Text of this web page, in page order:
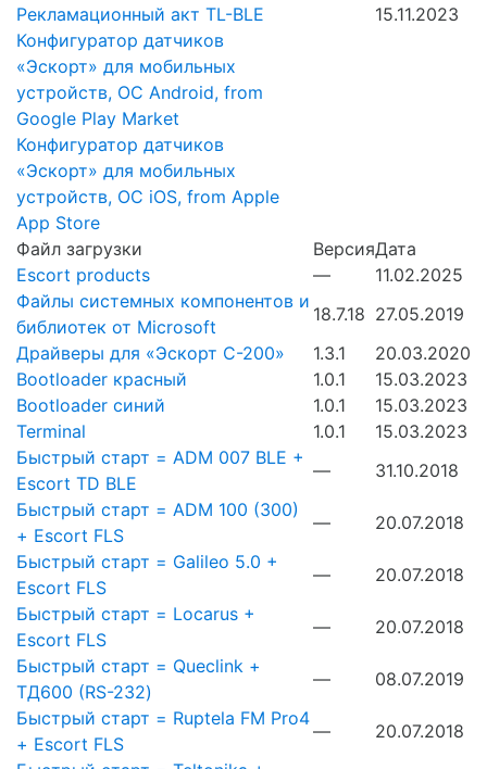
Рекламационный акт TL-BLE
15.11.2023
Конфигуратор датчиков
«Эскорт» для мобильных
устройств, ОС Android, from
Google Play Market
Конфигуратор датчиков
«Эскорт» для мобильных
устройств, ОС iOS, from Apple
App Store
Файл загрузки
ВерсияДата
Escort products
—
11.02.2025
Файлы системных компонентов и
библиотек от Microsoft
18.7.18 27.05.2019
Драйверы для «Эскорт С-200»
1.3.1
20.03.2020
Bootloader красный
1.0.1
15.03.2023
Bootloader синий
1.0.1
15.03.2023
Terminal
1.0.1
15.03.2023
Быстрый старт = ADM 007 BLE +
Escort TD BLE
—
31.10.2018
Быстрый старт = ADM 100 (300)
+ Escort FLS
—
20.07.2018
Быстрый старт = Galileo 5.0 +
Escort FLS
—
20.07.2018
Быстрый старт = Locarus +
Escort FLS
—
20.07.2018
Быстрый старт = Queclink +
ТД600 (RS-232)
—
08.07.2019
Быстрый старт = Ruptela FM Pro4
+ Escort FLS
—
20.07.2018